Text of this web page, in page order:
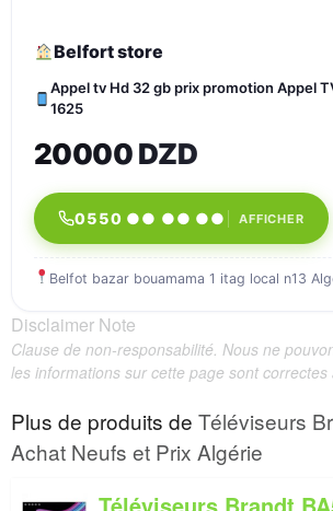
Belfort store
Appel tv Hd 32 gb prix promotion Appel
1625
20000 DZD
0550 ●● ●● ●● AFFICHER
Belfot bazar bouamama 1 itag local n13
Disclaimer Note
Clause de non-responsabilité. Nous ne
les informations sur cette page sont correctes
Plus de produits de Téléviseurs
Achat Neufs et Prix Algérie